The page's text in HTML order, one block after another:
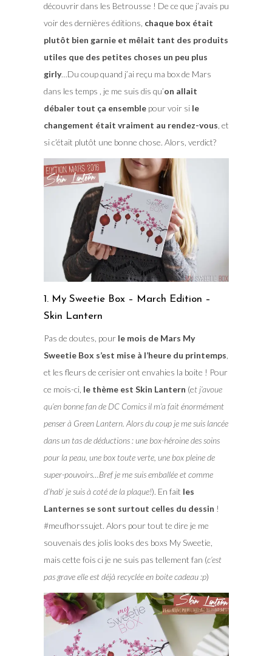
découvrir dans les Betrousse ! De ce que j’avais pu
voir des dernières éditions, chaque box était
plutôt bien garnie et mêlait tant des produits
utiles que des petites choses un peu plus
girly…Du coup quand j’ai reçu ma box de Mars
dans les temps , je me suis dis qu’on allait
débaler tout ça ensemblepour voir si le
changement était vraiment au rendez-vous , et
si c’était plutôt une bonne chose. Alors, verdict?
1. My Sweetie Box – March Edition –
Skin Lantern
Pas de doutes, pourle mois de Mars My
Sweetie Box s’est mise à l’heure du printemps
et les fleurs de cerisier ont envahies la boite ! Pour
ce mois-ci, le thème est Skin Lantern (et j’avoue
qu’en bonne fan de DC Comics il m’a fait énormément
penser à Green Lantern. Alors du coup je me suis lancée
dans un tas de déductions : une box-héroine des soins
pour la peau, une box toute verte, une box pleine de
super-pouvoirs…Bref je me suis emballée et comme
d’hab’ je suis à coté de la plaque!). En fait les
Lanternes se sont surtout celles du dessin !
#meufhorssujet. Alors pour tout te dire je me
souvenais des jolis looks des boxs My Sweetie,
mais cette fois ci je ne suis pas tellement fan (c’est
pas grave elle est déjà recyclée en boite cadeau :p)